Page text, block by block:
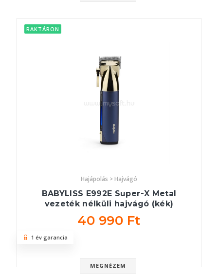
RAKTÁRON
Hajápolás > Hajvágó
BABYLISS E992E Super-X Metal
vezeték nélküli hajvágó (kék)
40 990 Ft
MEGNÉZEM
1 év garancia